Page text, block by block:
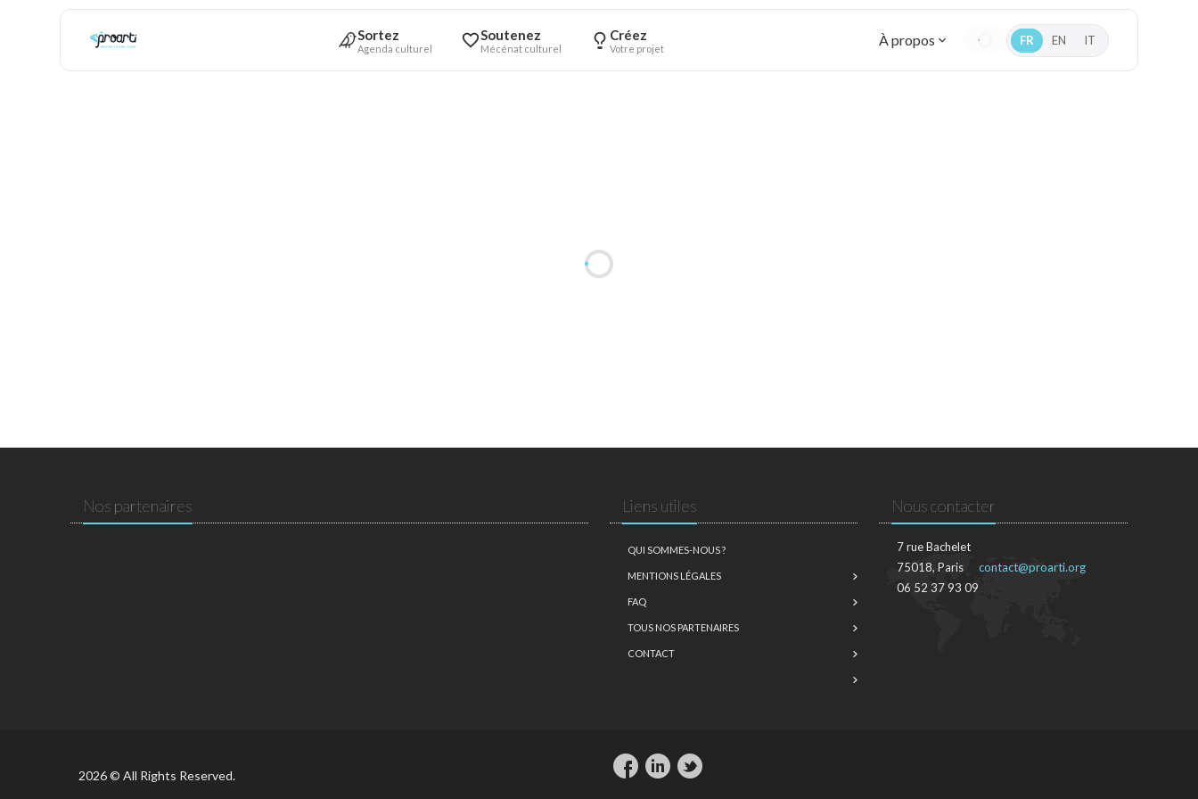
Sortez
Agenda culturel
Soutenez
Mécénat culturel
Créez
Votre projet À propos FR EN IT
Nos partenaires Liens utiles
QUI SOMMES-NOUS ?
MENTIONS LÉGALES
FAQ
TOUS NOS PARTENAIRES
CONTACT
Nous contacter
7 rue Bachelet
75018, Paris
06 52 37 93 09
contact@proarti.org
2026 © All Rights Reserved.